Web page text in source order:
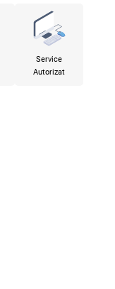
Service
Autorizat